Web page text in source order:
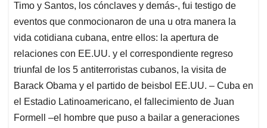
Timo y Santos, los cónclaves y demás-, fui testigo de
eventos que conmocionaron de una u otra manera la
vida cotidiana cubana, entre ellos: la apertura de
relaciones con EE.UU. y el correspondiente regreso
triunfal de los 5 antiterroristas cubanos, la visita de
Barack Obama y el partido de beisbol EE.UU. – Cuba en
el Estadio Latinoamericano, el fallecimiento de Juan
Formell –el hombre que puso a bailar a generaciones